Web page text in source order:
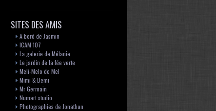
SITES DES AMIS
A bord de Jasmin
ICAM 107
La galerie de Mélanie
Le jardin de la fée verte
Meli-Melo de Mel
Mimi & Demi
Mr Germain
Numart studio
Photographies de Jonathan